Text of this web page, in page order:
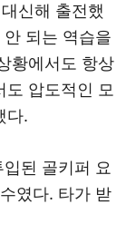
신해 출전했
되는 역습을
황에서도 항상
도 압도적인 모
다.
된 골키퍼 요
였다. 타가 받